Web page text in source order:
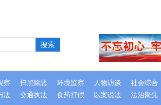
法 交通执法 食药打假 以案说法 法治聚焦
搜索
察 扫黑除恶 环境监察 人物访谈 社会综合